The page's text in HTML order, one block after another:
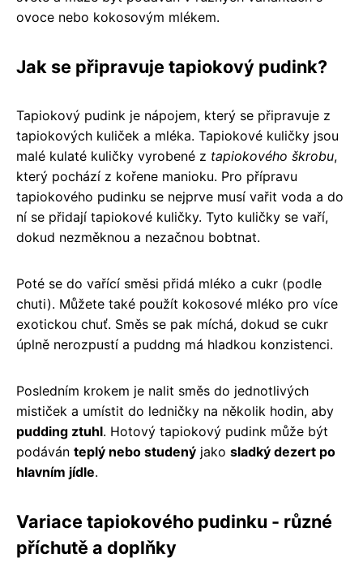
ovoce nebo kokosovým mlékem.
Jak se připravuje tapiokový pudink?
Tapiokový pudink je nápojem, který se připravuje z
tapiokových kuliček a mléka. Tapiokové kuličky jsou
malé kulaté kuličky vyrobené z tapiokového škrobu,
který pochází z kořene manioku. Pro přípravu
tapiokového pudinku se nejprve musí vařit voda a do
ní se přidají tapiokové kuličky. Tyto kuličky se vaří,
dokud nezměknou a nezačnou bobtnat.
Poté se do vařící směsi přidá mléko a cukr (podle
chuti). Můžete také použít kokosové mléko pro více
exotickou chuť. Směs se pak míchá, dokud se cukr
úplně nerozpustí a puddng má hladkou konzistenci.
Posledním krokem je nalit směs do jednotlivých
mističek a umístit do ledničky na několik hodin, aby
pudding ztuhl. Hotový tapiokový pudink může být
podáván teplý nebo studený jako sladký dezert po
hlavním jídle.
Variace tapiokového pudinku - různé
příchutě a doplňky